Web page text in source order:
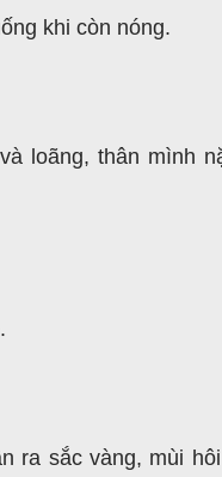
khi còn nóng.
loãng, thân mình
ra sắc vàng, mùi